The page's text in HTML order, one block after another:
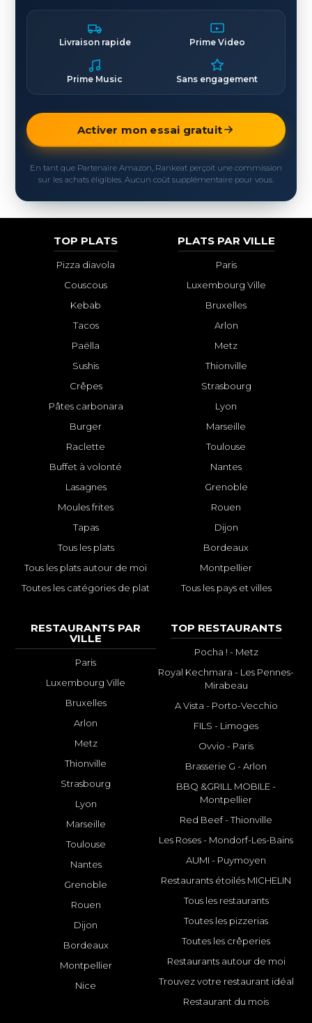
Livraison rapide Prime Video
Prime Music Sans engagement
Activer mon essai gratuit
En tant que Partenaire Amazon, Rankeat perçoit une commission
sur les achats éligibles. Aucun coût supplémentaire pour vous.
TOP PLATS
Pizza diavola
Couscous
Kebab
Tacos
Paëlla
Sushis
Crêpes
Pâtes carbonara
Burger
Raclette
Buffet à volonté
Lasagnes
Moules frites
Tapas
Tous les plats
Tous les plats autour de moi
Toutes les catégories de plat
PLATS PAR VILLE
Paris
Luxembourg Ville
Bruxelles
Arlon
Metz
Thionville
Strasbourg
Lyon
Marseille
Toulouse
Nantes
Grenoble
Rouen
Dijon
Bordeaux
Montpellier
Tous les pays et villes
RESTAURANTS PAR
VILLE
Paris
Luxembourg Ville
Bruxelles
Arlon
Metz
Thionville
Strasbourg
Lyon
Marseille
Toulouse
Nantes
Grenoble
Rouen
Dijon
Bordeaux
Montpellier
Nice
TOP RESTAURANTS
Pocha ! - Metz
Royal Kechmara - Les Pennes-
Mirabeau
A Vista - Porto-Vecchio
FILS - Limoges
Ovvio - Paris
Brasserie G - Arlon
BBQ &GRILL MOBILE -
Montpellier
Red Beef - Thionville
Les Roses - Mondorf-Les-Bains
AUMI - Puymoyen
Restaurants étoilés MICHELIN
Tous les restaurants
Toutes les pizzerias
Toutes les crêperies
Restaurants autour de moi
Trouvez votre restaurant idéal
Restaurant du mois